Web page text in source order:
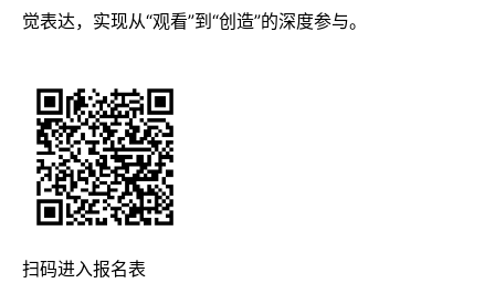
觉表达，实现从“观看”到“创造”的深度参与。
扫码进入报名表